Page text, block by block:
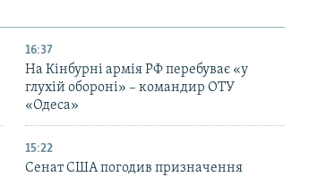
16:37
На Кінбурні армія РФ перебуває «у
глухій обороні» – командир ОТУ
«Одеса»
15:22
Сенат США погодив призначення